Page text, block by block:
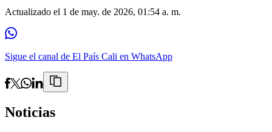
Actualizado el 1 de may. de 2026, 01:54 a. m.
Sigue el canal de El País Cali en WhatsApp
Noticias